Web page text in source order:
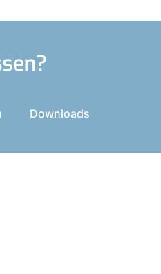
Downloads